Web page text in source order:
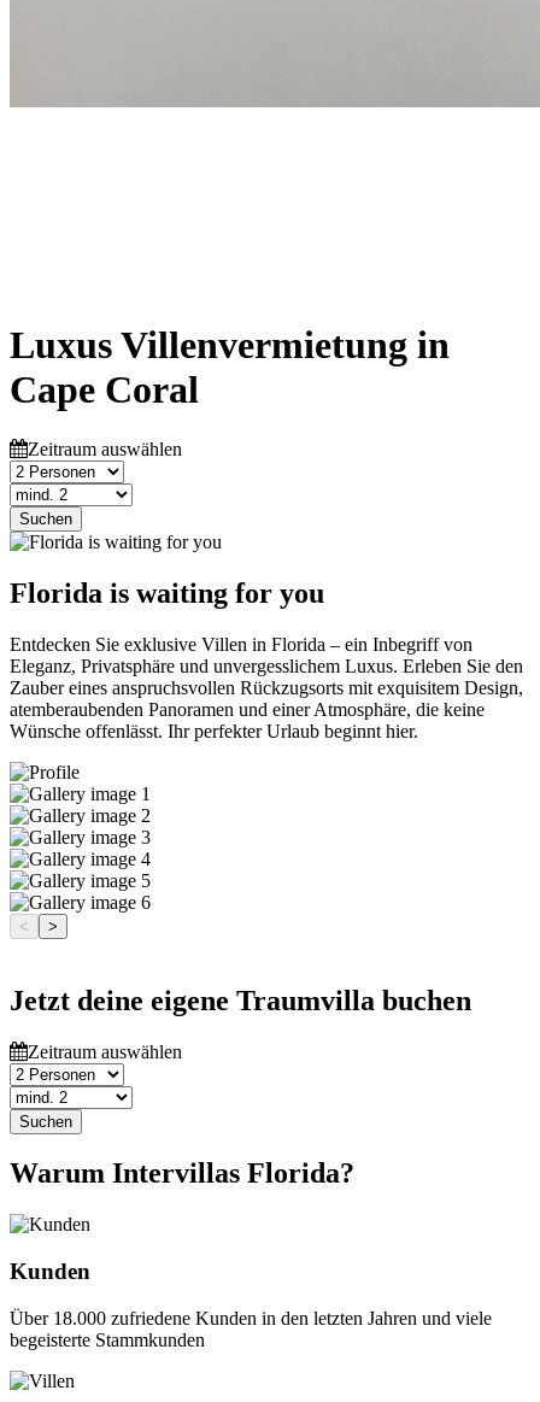
Luxus Villenvermietung in
Cape Coral
Zeitraum auswählen
Suchen
Florida is waiting for you
Entdecken Sie exklusive Villen in Florida – ein Inbegriff von
Eleganz, Privatsphäre und unvergesslichem Luxus. Erleben Sie den
Zauber eines anspruchsvollen Rückzugsorts mit exquisitem Design,
atemberaubenden Panoramen und einer Atmosphäre, die keine
Wünsche offenlässt. Ihr perfekter Urlaub beginnt hier.
< >
Jetzt deine eigene Traumvilla buchen
Zeitraum auswählen
Suchen
Warum Intervillas Florida?
Kunden
Über 18.000 zufriedene Kunden in den letzten Jahren und viele
begeisterte Stammkunden